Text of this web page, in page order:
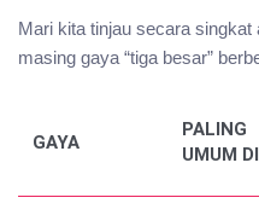
Mari kita tinjau secara
masing gaya “tiga besar”
GAYA
PALING
UMUM DI